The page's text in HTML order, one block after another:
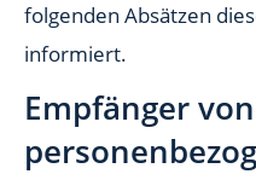
folgenden Absätzen
informiert.
Empfänger von